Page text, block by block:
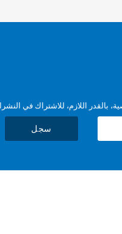
بالقدر اللازم، للاشتراك في
سجل